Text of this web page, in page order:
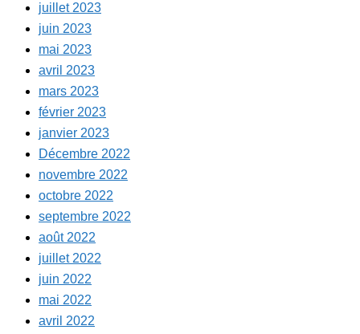
juillet 2023
juin 2023
mai 2023
avril 2023
mars 2023
février 2023
janvier 2023
Décembre 2022
novembre 2022
octobre 2022
septembre 2022
août 2022
juillet 2022
juin 2022
mai 2022
avril 2022